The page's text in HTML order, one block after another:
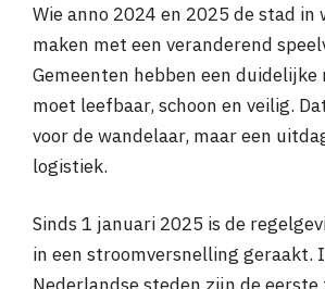
Wie anno 2024 en 2025 de stad
maken met een veranderend
Gemeenten hebben een duidelijke
moet leefbaar, schoon en veilig.
voor de wandelaar, maar een
logistiek.
Sinds 1 januari 2025 is de
in een stroomversnelling geraakt.